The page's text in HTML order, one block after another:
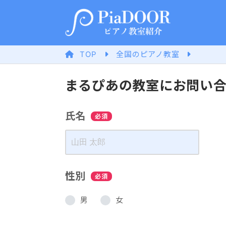
TOP 全国のピアノ教室
まるぴあの教室にお問い
氏名 必須
性別 必須
男 女